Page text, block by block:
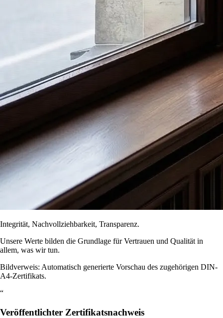
Integrität, Nachvollziehbarkeit, Transparenz.
Unsere Werte bilden die Grundlage für Vertrauen und Qualität in
allem, was wir tun.
Bildverweis: Automatisch generierte Vorschau des zugehörigen DIN-
A4-Zertifikats.
“
Veröffentlichter Zertifikatsnachweis